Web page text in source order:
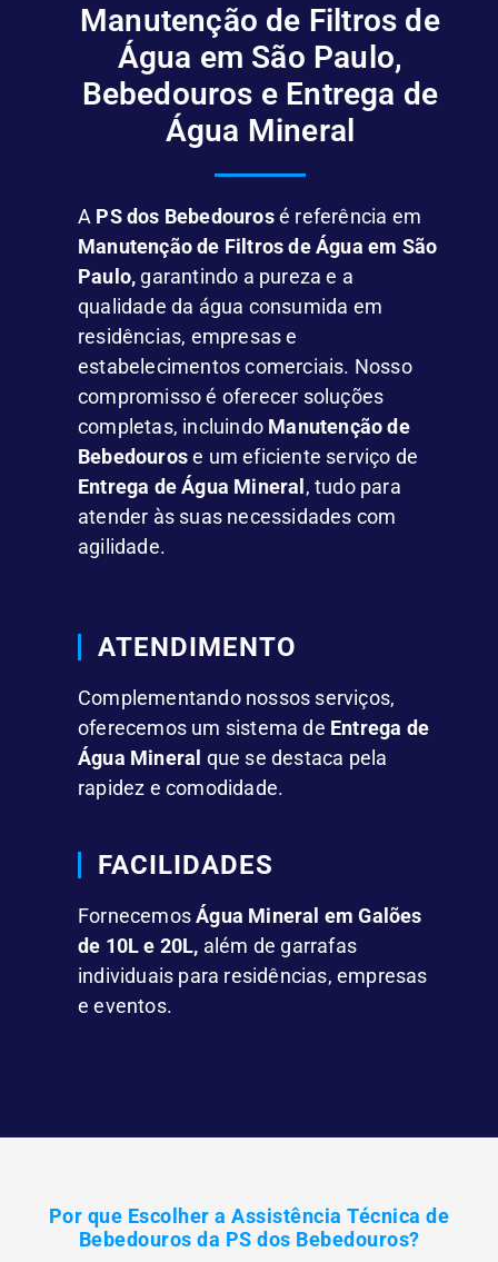
Manutenção de Filtros de
Água em São Paulo,
Bebedouros e Entrega de
Água Mineral
A PS dos Bebedourosé referência em
Manutenção de Filtros de Água em São
Paulo, garantindo a pureza e a
qualidade da água consumida em
residências, empresas e
estabelecimentos comerciais. Nosso
compromisso é oferecer soluções
completas, incluindo Manutenção de
Bebedourose um eficiente serviço de
Entrega de Água Mineral , tudo para
atender às suas necessidades com
agilidade.
ATENDIMENTO
Complementando nossos serviços,
oferecemos um sistema de Entrega de
Água Mineral que se destaca pela
rapidez e comodidade.
FACILIDADES
FornecemosÁgua Mineral em Galões
de 10L e 20L, além de garrafas
individuais para residências, empresas
e eventos.
Por que Escolher a Assistência Técnica de
Bebedouros da PS dos Bebedouros?